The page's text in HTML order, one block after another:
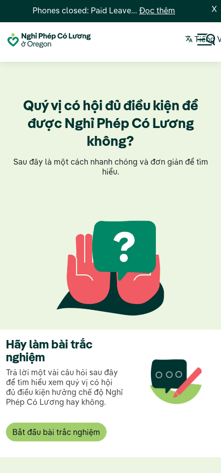
Phones closed: Paid Leave... Đọc thêm X
Tiếng
Quý vị có hội đủ điều kiện để
được Nghỉ Phép Có Lương
không?
Sau đây là một cách nhanh chóng và đơn giản để tìm
hiểu.
Hãy làm bài trắc
nghiệm
Trả lời một vài câu hỏi sau đây
để tìm hiểu xem quý vị có hội
đủ điều kiện hưởng chế độ Nghỉ
Phép Có Lương hay không.
Bắt đầu bài trắc nghiệm